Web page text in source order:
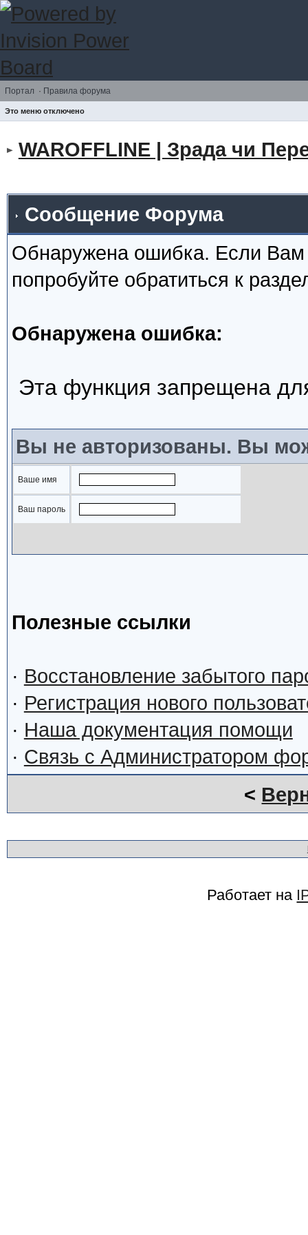
Портал · Правила форума
Это меню отключено
WAROFFLINE | Зрада чи
Сообщение Форума
Обнаружена ошибка. Если
попробуйте обратиться к
Обнаружена ошибка:
Эта функция запрещена
Вы не авторизованы. Вы
Ваше имя
Ваш пароль
Полезные ссылки
· Восстановление забытого
· Регистрация нового
· Наша документация помощи
· Связь с Администратором
<
Работает на